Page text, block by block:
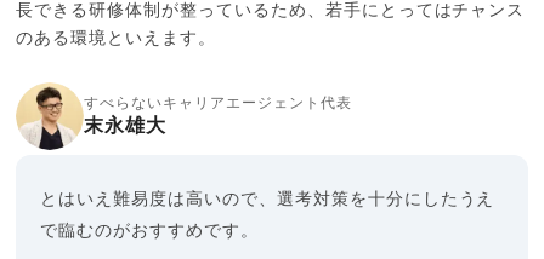
長できる研修体制が整っているため、若手にとってはチャンス
のある環境といえます。
すべらないキャリアエージェント代表
末永雄大
とはいえ難易度は高いので、選考対策を十分にしたうえ
で臨むのがおすすめです。